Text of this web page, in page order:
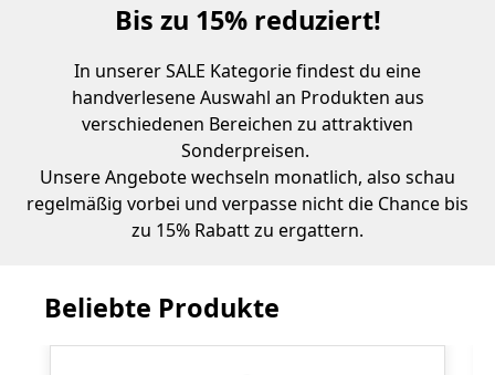
Bis zu 15% reduziert!
In unserer SALE Kategorie findest du eine
handverlesene Auswahl an Produkten aus
verschiedenen Bereichen zu attraktiven
Sonderpreisen.
Unsere Angebote wechseln monatlich, also schau
regelmäßig vorbei und verpasse nicht die Chance bis
zu 15% Rabatt zu ergattern.
Beliebte Produkte